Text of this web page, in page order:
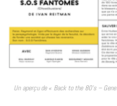
Un aperçu de « Back to the 80’s –